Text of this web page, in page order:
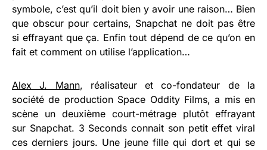
symbole, c’est qu’il doit bien y avoir une raison… Bien
que obscur pour certains, Snapchat ne doit pas être
si effrayant que ça. Enfin tout dépend de ce qu’on en
fait et comment on utilise l’application…
Alex J. Mann, réalisateur et co-fondateur de la
société de production Space Oddity Films, a mis en
scène un deuxième court-métrage plutôt effrayant
sur Snapchat. 3 Seconds connait son petit effet viral
ces derniers jours. Une jeune fille qui dort et qui se